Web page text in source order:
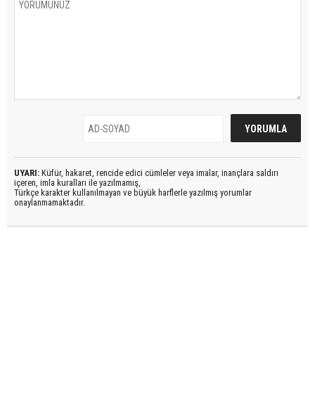
UYARI: Küfür, hakaret, rencide edici cümleler veya imalar, inançlara saldırı
içeren, imla kuralları ile yazılmamış,
Türkçe karakter kullanılmayan ve büyük harflerle yazılmış yorumlar
onaylanmamaktadır.